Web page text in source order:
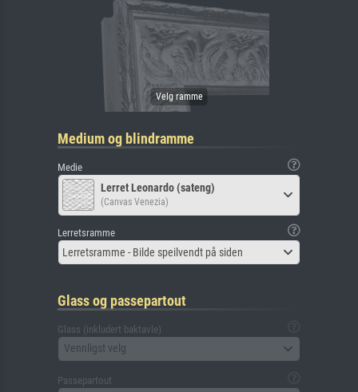
Medium og blindramme
Medie
Lerret Leonardo (sateng)
(Canvas Venezia)
Lerretsramme
Lerretsramme - Bilde speilvendt på siden
Glass og passepartout
Glass (inkludert baktavle)
Vennligst velg
Passepartout